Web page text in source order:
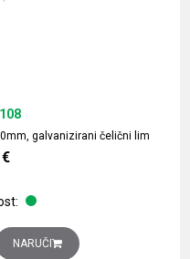
galvanizirani čelični lim
€
ploča V1000xŠ800mm,
NARUČI